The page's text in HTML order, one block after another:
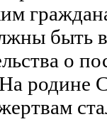
быть
о
родине